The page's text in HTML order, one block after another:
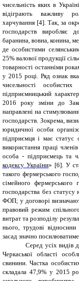
чисельність яких в
відіграють важливу
харчування [4]. Так, за
господарств виробляє
баранина, вовна, конина,
де особистими
25% валової продукції
товарності останніми
у 2015 році. Ряд ознак
чисельності
підприємницький
2016 року зміни до
направлені на
господарств. Зокрема,
юридичної особи
підприємця і має статус
використання праці
особа - підприємець та
кодексу України» [6]. У
такого фермерського
сімейного фермерського
господарства без
ФОП; у договорі
правовий режим
витрат та розподілу
нього, трудові
засад значно
Серед усіх видів
Черкаської області
свинини. Частка
складала 47,9% у 2015